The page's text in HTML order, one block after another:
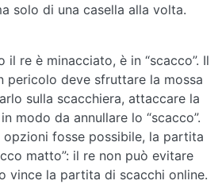
solo di una casella alla volta.
il re è minacciato, è in “scacco”. Il
pericolo deve sfruttare la mossa
sulla scacchiera, attaccare la
modo da annullare lo “scacco”.
opzioni fosse possibile, la partita
matto”: il re non può evitare
vince la partita di scacchi online.